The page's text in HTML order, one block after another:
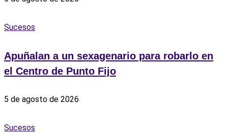
Sucesos
Apuñalan a un sexagenario para robarlo en
el Centro de Punto Fijo
5 de agosto de 2026
Sucesos